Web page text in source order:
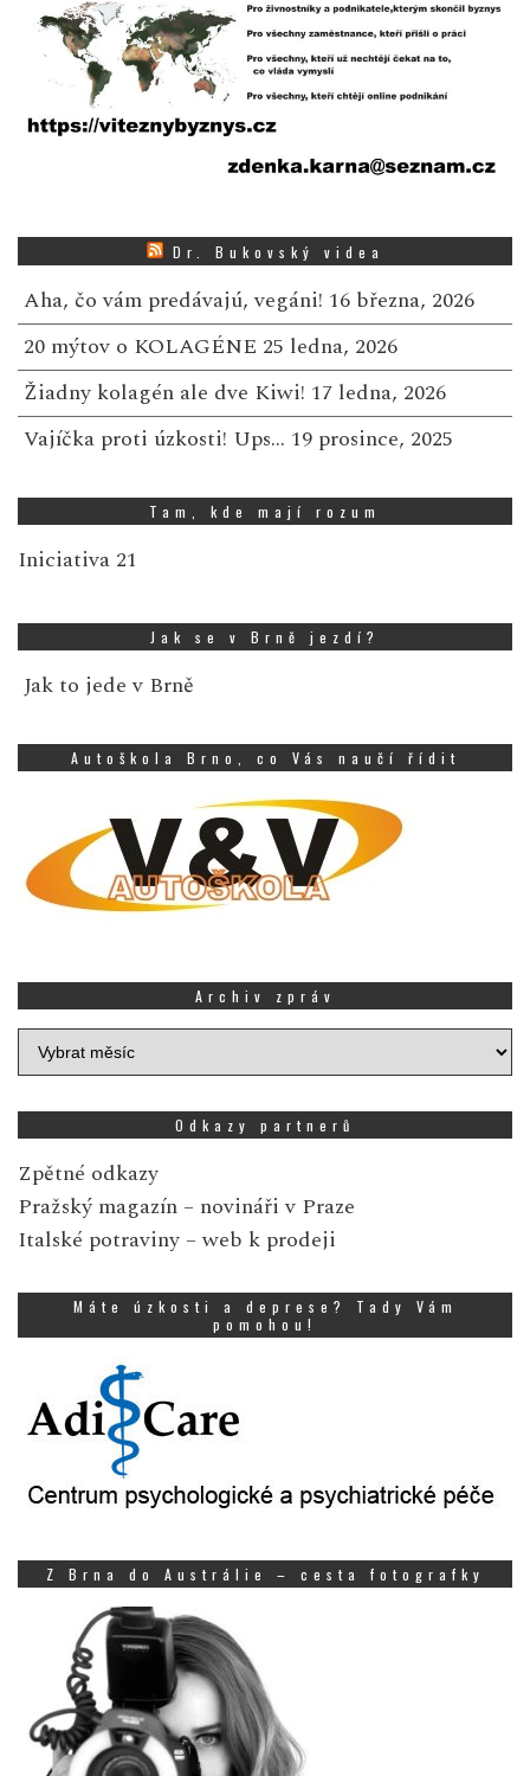
Dr. Bukovský videa
Aha, čo vám predávajú, vegáni! 16 března, 2026
20 mýtov o KOLAGÉNE 25 ledna, 2026
Žiadny kolagén ale dve Kiwi! 17 ledna, 2026
Vajíčka proti úzkosti! Ups… 19 prosince, 2025
Tam, kde mají rozum
Iniciativa 21
Jak se v Brně jezdí?
Jak to jede v Brně
Autoškola Brno, co Vás naučí řídit
Archiv zpráv
Archiv
zpráv
Odkazy partnerů
Zpětné odkazy
Pražský magazín – novináři v Praze
Italské potraviny – web k prodeji
Máte úzkosti a deprese? Tady Vám
pomohou!
Z Brna do Austrálie – cesta fotografky